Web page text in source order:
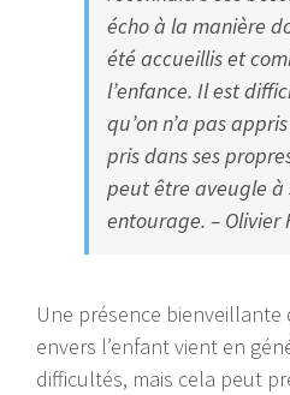
écho à la manière
été accueillis et
l’enfance. Il est
qu’on n’a pas
pris dans ses
peut être aveugle à
entourage. – Olivier
Une présence
envers l’enfant vient en
difficultés, mais cela peut